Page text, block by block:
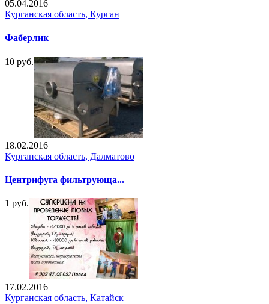
05.04.2016
Курганская область, Курган
Фаберлик
10 руб.
18.02.2016
Курганская область, Далматово
Центрифуга фильтрующа...
1 руб.
17.02.2016
Курганская область, Катайск